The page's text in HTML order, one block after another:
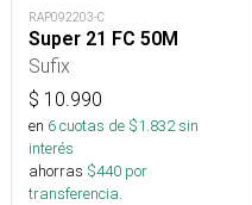
RAP092203-C
Super 21 FC 50M
Sufix
$ 10.990
en 6cuotas de $1.832sin
interés
ahorras $440 por
transferencia.